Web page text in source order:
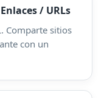
/ URLs
Comparte sitios
con un